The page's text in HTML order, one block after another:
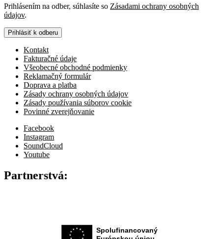
Prihlásením na odber, súhlasíte so Zásadami ochrany osobných
údajov.
Prihlásiť k odberu
Kontakt
Fakturačné údaje
Všeobecné obchodné podmienky
Reklamačný formulár
Doprava a platba
Zásady ochrany osobných údajov
Zásady používania súborov cookie
Povinné zverejňovanie
Facebook
Instagram
SoundCloud
Youtube
Partnerstvá: